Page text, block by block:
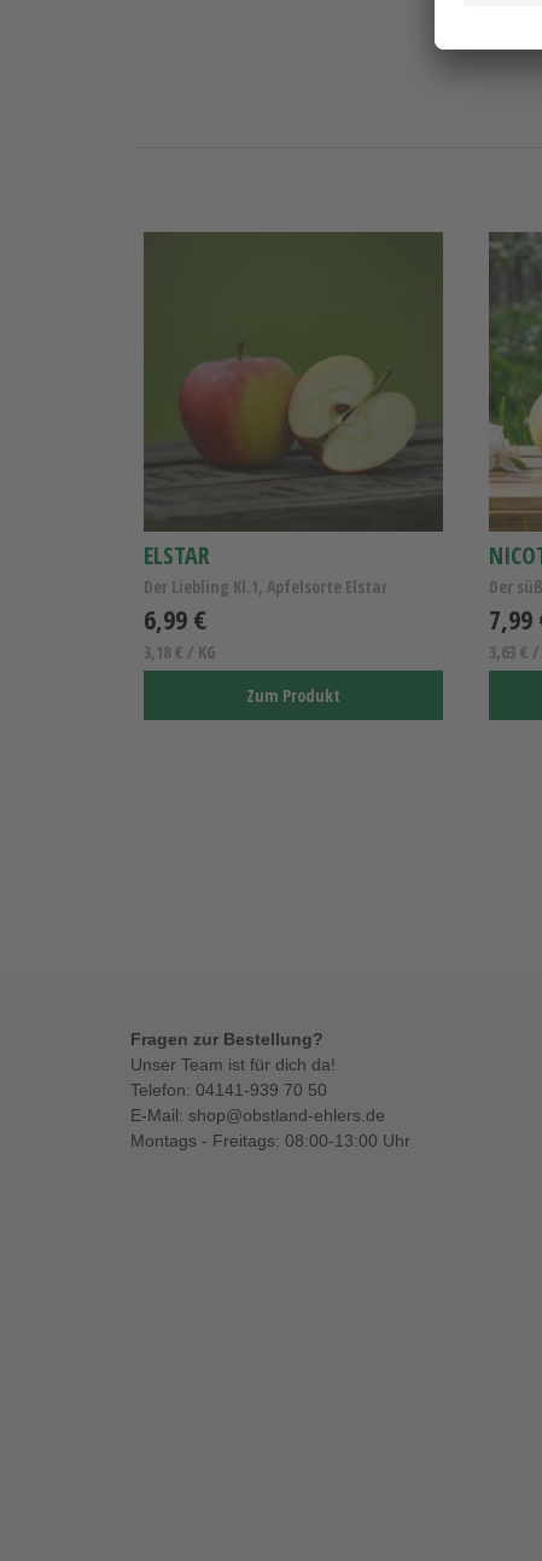
ELSTAR
Der Liebling Kl.1, Apfelsorte Elstar
6,99 €
3,18 € / KG
Zum Produkt
Der
7,99
3,63 € /
Fragen zur Bestellung?
Unser Team ist für dich da!
Telefon: 04141-939 70 50
E-Mail: shop@obstland-ehlers.de
Montags - Freitags: 08:00-13:00 Uhr